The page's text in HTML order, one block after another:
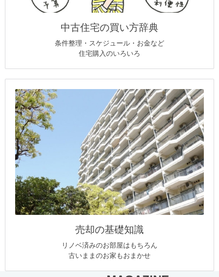
中古住宅の買い方辞典
条件整理・スケジュール・お金など
住宅購入のいろいろ
売却の基礎知識
リノベ済みのお部屋はもちろん
古いままのお家もおまかせ